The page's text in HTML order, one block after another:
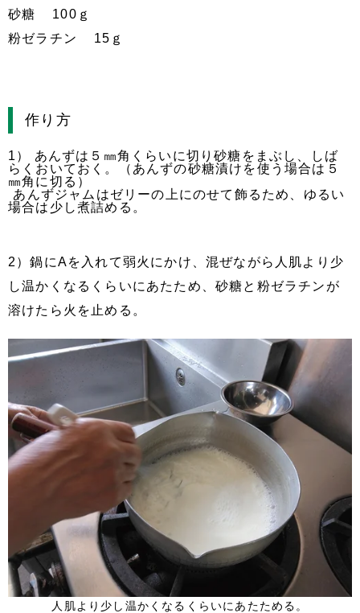
砂糖 100ｇ
粉ゼラチン 15ｇ
作り方
1） あんずは５㎜角くらいに切り砂糖をまぶし、しば
らくおいておく。（あんずの砂糖漬けを使う場合は５
㎜角に切る）
あんずジャムはゼリーの上にのせて飾るため、ゆるい
場合は少し煮詰める。
2）鍋にAを入れて弱火にかけ、混ぜながら人肌より少
し温かくなるくらいにあたため、砂糖と粉ゼラチンが
溶けたら火を止める。
人肌より少し温かくなるくらいにあたためる。